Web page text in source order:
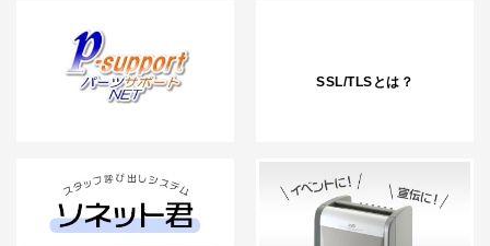
SSL/TLSとは？